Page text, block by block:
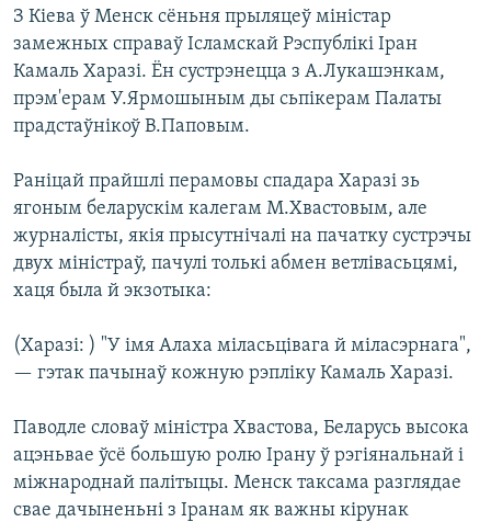
КУЛЬТУРА
МОВА
НА ХВАЛЯХ СВАБОДЫ
З Кіева ў Менск сёньня прыляцеў мiнiстар
замежных справаў Iсламскай Рэспублiкi Iран
Камаль Харазi. Ён сустрэнецца з А.Лукашэнкам,
прэм'ерам У.Ярмошыным ды сьпікерам Палаты
прадстаўнiкоў В.Паповым.
Раніцай прайшлі перамовы спадара Харазі зь
ягоным беларускім калегам М.Хвастовым, але
журналісты, якія прысутнічалі на пачатку сустрэчы
двух міністраў, пачулі толькі абмен ветлівасьцямі,
хаця была й экзотыка:
(Харазі: ) "У імя Алаха міласьцівага й міласэрнага",
— гэтак пачынаў кожную рэпліку Камаль Харазі.
Паводле словаў міністра Хвастова, Беларусь высока
ацэньвае ўсё большую ролю Ірану ў рэгіянальнай і
міжнароднай палітыцы. Менск таксама разглядае
свае дачыненьні з Іранам як важны кірунак